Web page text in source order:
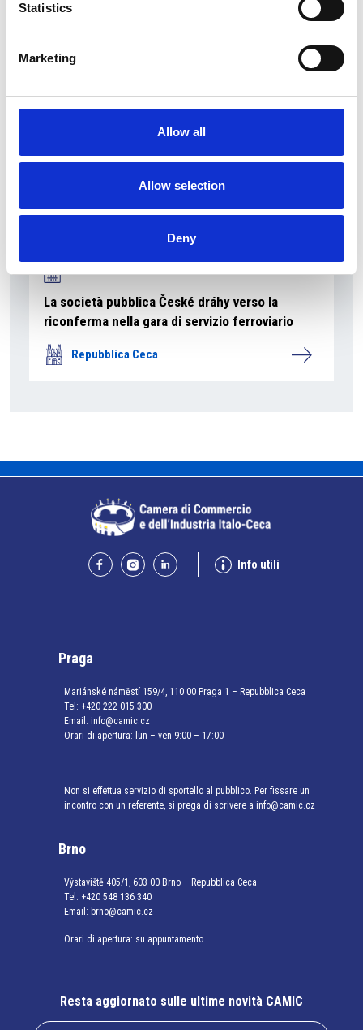
Statistics
Marketing
Allow all
Allow selection
Deny
La Škoda avvia la produzione del suo SUV Peaq
La società pubblica České dráhy verso la
riconferma nella gara di servizio ferroviario
Repubblica Ceca
Info utili
Praga
Mariánské náměstí 159/4, 110 00 Praga 1 – Repubblica Ceca
Tel: +420 222 015 300
Email: info@camic.cz
Orari di apertura: lun – ven 9:00 – 17:00
Non si effettua servizio di sportello al pubblico. Per fissare un
incontro con un referente, si prega di scrivere a info@camic.cz
Brno
Výstaviště 405/1, 603 00 Brno – Repubblica Ceca
Tel: +420 548 136 340
Email: brno@camic.cz
Orari di apertura: su appuntamento
Resta aggiornato sulle ultime novità CAMIC